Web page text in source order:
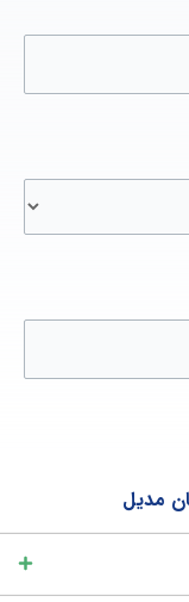
مدیل